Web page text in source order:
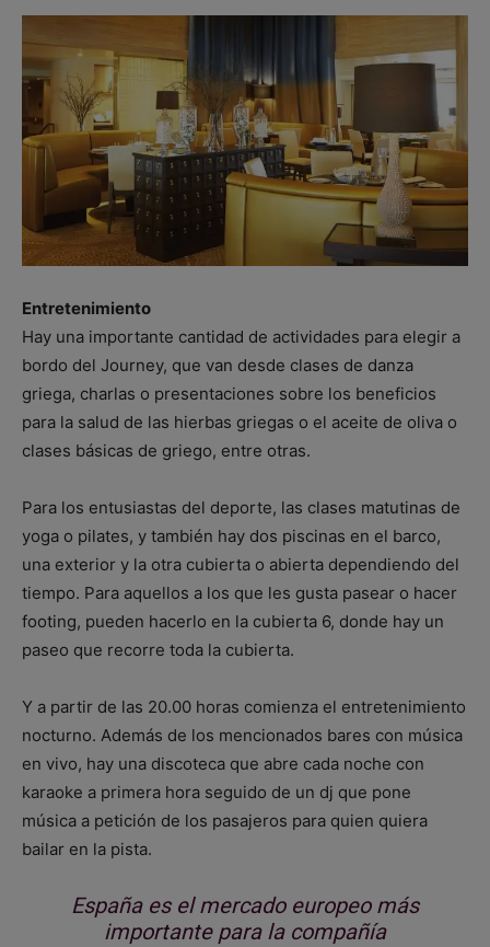
Entretenimiento
Hay una importante cantidad de actividades para elegir a
bordo del Journey, que van desde clases de danza
griega, charlas o presentaciones sobre los beneficios
para la salud de las hierbas griegas o el aceite de oliva o
clases básicas de griego, entre otras.
Para los entusiastas del deporte, las clases matutinas de
yoga o pilates, y también hay dos piscinas en el barco,
una exterior y la otra cubierta o abierta dependiendo del
tiempo. Para aquellos a los que les gusta pasear o hacer
footing, pueden hacerlo en la cubierta 6, donde hay un
paseo que recorre toda la cubierta.
Y a partir de las 20.00 horas comienza el entretenimiento
nocturno. Además de los mencionados bares con música
en vivo, hay una discoteca que abre cada noche con
karaoke a primera hora seguido de un dj que pone
música a petición de los pasajeros para quien quiera
bailar en la pista.
España es el mercado europeo más
importante para la compañía